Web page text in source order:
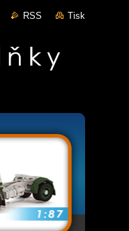
RSS Tisk